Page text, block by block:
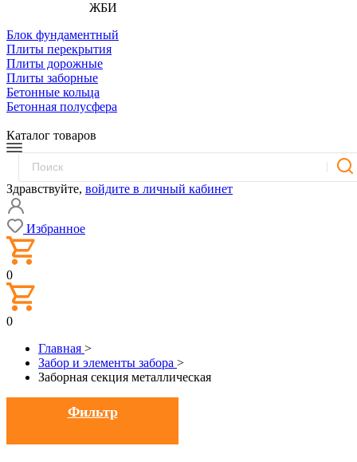
ЖБИ
Блок фундаментный
Плиты перекрытия
Плиты дорожные
Плиты заборные
Бетонные кольца
Бетонная полусфера
Каталог товаров
Здравствуйте, войдите в личный кабинет
Избранное
0
0
Главная >
Забор и элементы забора >
Заборная секция металлическая
Фильтр